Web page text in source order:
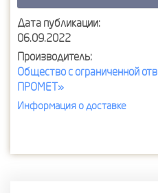
Дата публикации:
06.09.2022
Производитель:
Общество с ограниченной
ПРОМЕТ»
Информация о доставке